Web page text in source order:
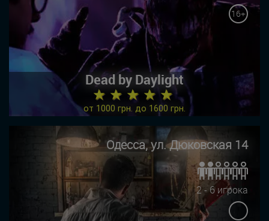
16+
Dead by Daylight
★ ★ ★ ★ ★
от 1000 грн. до 1600 грн.
Одесса, ул. Дюковская 14
2 - 6 игрока